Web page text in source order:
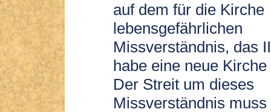
auf dem für die Kirche
lebensgefährlichen
Missverständnis, das
habe eine neue
Der Streit um dieses
Missverständnis muss